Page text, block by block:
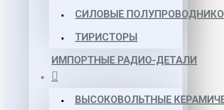
СИЛОВЫЕ
ТИРИСТОРЫ
ИМПОРТНЫЕ РАДИО-ДЕТАЛИ
ВЫСОКОВОЛЬТНЫЕ